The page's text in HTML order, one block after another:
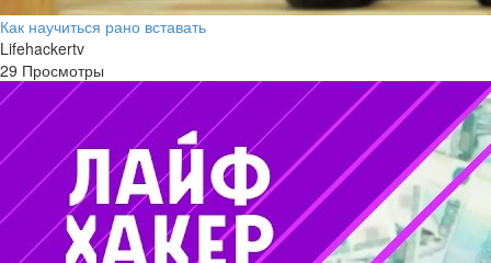
Как научиться рано вставать
Lifehackertv
29 Просмотры